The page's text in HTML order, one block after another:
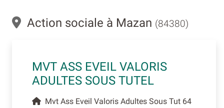
Action sociale à Mazan (84380)
MVT ASS EVEIL VALORIS
ADULTES SOUS TUTEL
Mvt Ass Eveil Valoris Adultes Sous Tut 64